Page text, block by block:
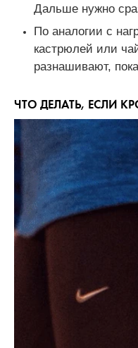
Дальше нужно
По аналогии с
кастрюлей или
разнашивают,
ЧТО ДЕЛАТЬ, ЕСЛИ